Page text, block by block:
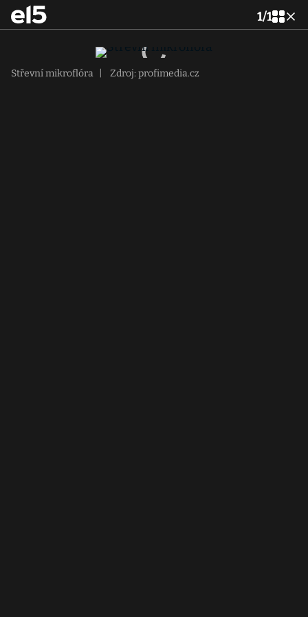
1/1
Střevní mikroflóra Zdroj: profimedia.cz